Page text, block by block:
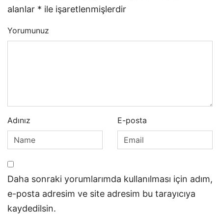
alanlar * ile işaretlenmişlerdir
Yorumunuz
Adınız E-posta
Daha sonraki yorumlarımda kullanılması için adım,
e-posta adresim ve site adresim bu tarayıcıya
kaydedilsin.